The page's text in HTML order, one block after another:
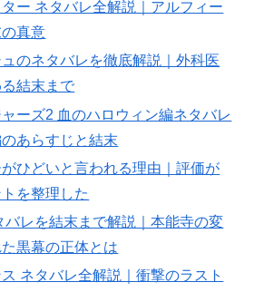
ー ネタバレ全解説｜アルフィー
真意
のネタバレを徹底解説｜外科医
結末まで
ーズ2 血のハロウィン編ネタバレ
あらすじと結末
ひどいと言われる理由｜評価が
を整理した
バレを結末まで解説｜本能寺の変
黒幕の正体とは
ネタバレ全解説｜衝撃のラスト